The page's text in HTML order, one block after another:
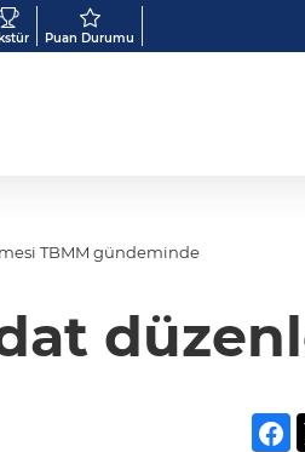
Puan Durumu
TBMM gündeminde